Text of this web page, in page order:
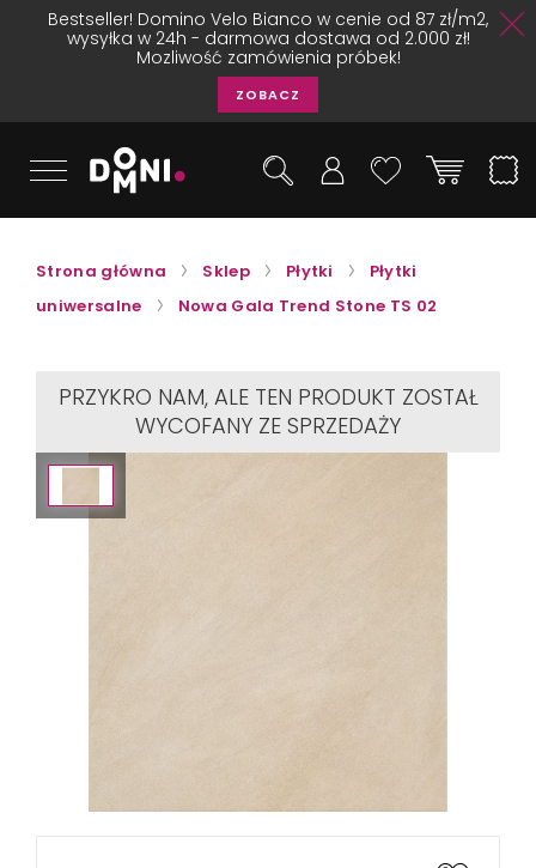
Bestseller! Domino Velo Bianco w cenie od 87 zł/m2,
wysyłka w 24h - darmowa dostawa od 2.000 zł!
Mozliwość zamówienia próbek!
ZOBACZ
Strona główna Sklep Płytki
Płytki
uniwersalne
Nowa Gala Trend Stone TS 02
PRZYKRO NAM, ALE TEN PRODUKT ZOSTAŁ
WYCOFANY ZE SPRZEDAŻY